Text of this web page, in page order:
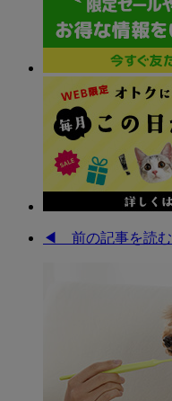
◀︎ 前の記事を読む